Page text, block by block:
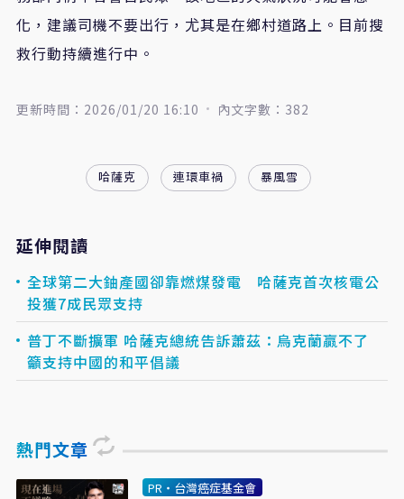
化，建議司機不要出行，尤其是在鄉村道路上。目前搜
救行動持續進行中。
更新時間：2026/01/20 16:10 內文字數：382
哈薩克 連環車禍 暴風雪
延伸閱讀
全球第二大鈾產國卻靠燃煤發電 哈薩克首次核電公
投獲7成民眾支持
普丁不斷擴軍 哈薩克總統告訴蕭茲：烏克蘭贏不了
籲支持中國的和平倡議
熱門文章
PR・台灣癌症基金會